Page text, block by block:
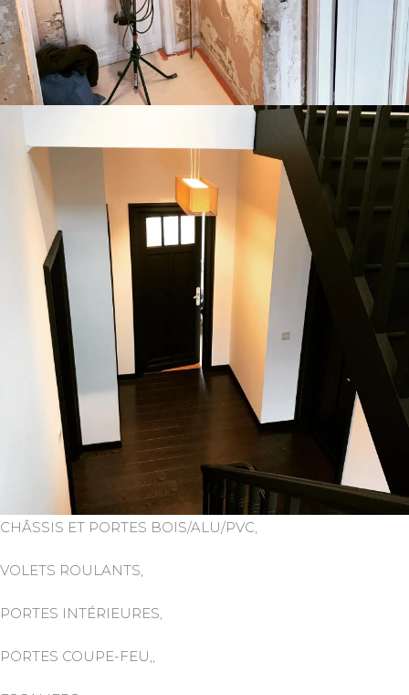
CHÂSSIS ET PORTES BOIS/ALU/PVC,
VOLETS ROULANTS,
PORTES INTÉRIEURES,
PORTES COUPE-FEU,,